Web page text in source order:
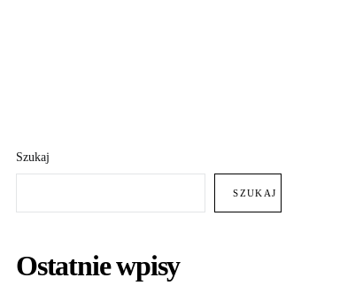
Szukaj
SZUKAJ
Ostatnie wpisy